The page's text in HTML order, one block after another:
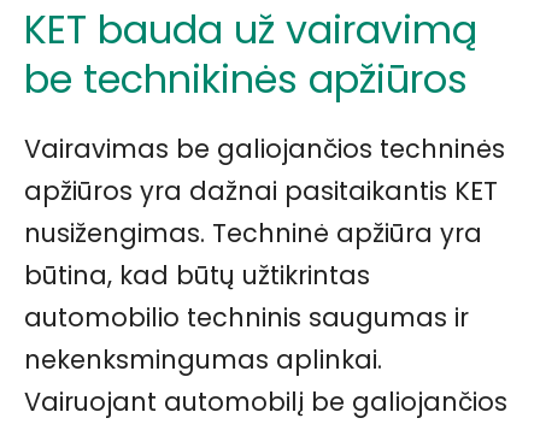
KET bauda už vairavimą
be technikinės apžiūros
Vairavimas be galiojančios techninės
apžiūros yra dažnai pasitaikantis KET
nusižengimas. Techninė apžiūra yra
būtina, kad būtų užtikrintas
automobilio techninis saugumas ir
nekenksmingumas aplinkai.
Vairuojant automobilį be galiojančios